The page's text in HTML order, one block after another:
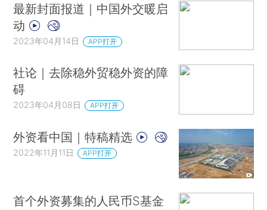
最新封面报道｜中国外交暖启
动
2023年04月14日 APP打开
社论｜去除稳外贸稳外资的障
碍
2023年04月08日 APP打开
外资看中国｜特稿精选
2022年11月11日 APP打开
首个外资募集的人民币S基金